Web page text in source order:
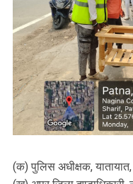
(क) पुलिस अधीक्षक,